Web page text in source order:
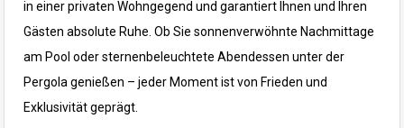
in einer privaten Wohngegend und garantiert Ihnen und Ihren
Gästen absolute Ruhe. Ob Sie sonnenverwöhnte Nachmittage
am Pool oder sternenbeleuchtete Abendessen unter der
Pergola genießen – jeder Moment ist von Frieden und
Exklusivität geprägt.